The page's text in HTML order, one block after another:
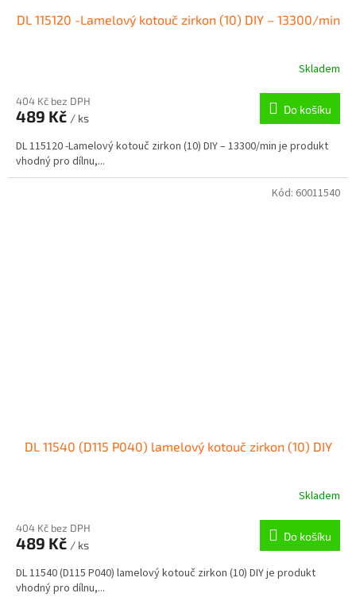
DL 115120 -Lamelový kotouč zirkon (10) DIY – 13300/min
Skladem
404 Kč bez DPH
489 Kč / ks
Do košíku
DL 115120 -Lamelový kotouč zirkon (10) DIY – 13300/min je produkt
vhodný pro dílnu,...
DL 11540 (D115 P040) lamelový kotouč zirkon (10) DIY
Skladem
404 Kč bez DPH
489 Kč / ks
Do košíku
DL 11540 (D115 P040) lamelový kotouč zirkon (10) DIY je produkt
vhodný pro dílnu,...
Kód: 60011540